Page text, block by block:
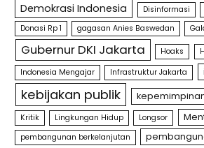
Demokrasi Indonesia Disinformasi
Donasi Rp 1
gagasan Anies Baswedan
Gubernur DKI Jakarta Hoaks
Indonesia Mengajar
Infrastruktur Jakarta
kebijakan publik
Kritik Lingkungan Hidup Longsor
pembangunan berkelanjutan